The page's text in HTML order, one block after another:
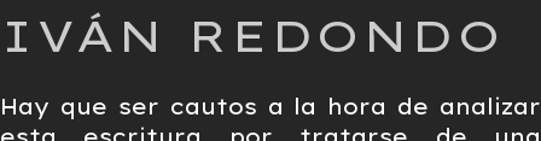
IVÁN REDONDO
Hay que ser cautos a la hora de analizar